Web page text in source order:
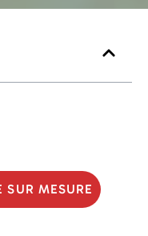
SUR MESURE